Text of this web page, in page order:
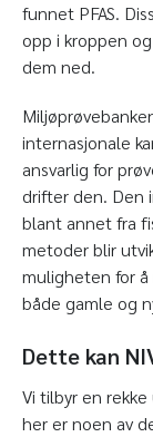
funnet PFAS.
opp i kroppen
dem ned.
internasjonale
ansvarlig for
drifter den. Den
blant annet fra
metoder blir
muligheten for
både gamle og
Dette kan
Vi tilbyr en
her er noen av